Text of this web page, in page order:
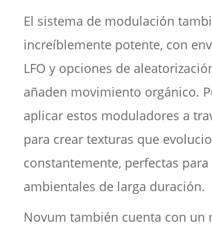
El sistema de modulación
increíblemente potente, con
LFO y opciones de
añaden movimiento orgánico.
aplicar estos moduladores a
para crear texturas que
constantemente, perfectas para
ambientales de larga duración.
Novum también cuenta con un